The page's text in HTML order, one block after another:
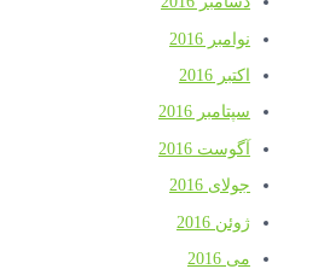
نوامبر 2016
اکتبر 2016
سپتامبر 2016
آگوست 2016
جولای 2016
ژوئن 2016
می 2016